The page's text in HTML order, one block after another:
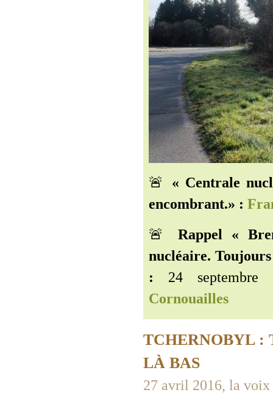
🚨 « Centrale
encombrant.» :
🚨 Rappel «
nucléaire.
: 24 septembre
Cornouailles
TCHERNOBYL :
LÀ BAS
27 avril 2016, la voix